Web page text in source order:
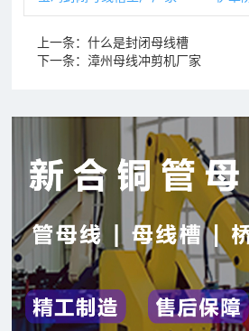
上一条：什么是封闭母线槽
下一条： 漳州母线冲剪机厂家